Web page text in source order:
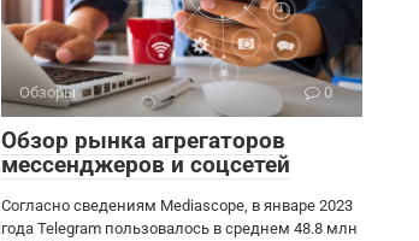
Обзоры 0
Обзор рынка агрегаторов
мессенджеров и соцсетей
Согласно сведениям Mediascope, в январе 2023
года Telegram пользовалось в среднем 48.8 млн